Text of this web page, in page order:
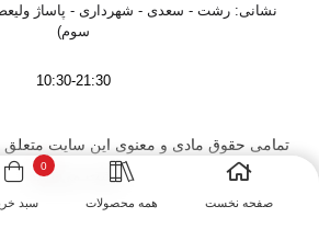
نشانی: رشت - سعدى - شهرداری - پاساژ
سوم)
10:30-21:30
تمامی حقوق مادی و معنوی این سایت متعلق
رشت می‌باشد.
صفحه نخست همه محصولات
0
سبد